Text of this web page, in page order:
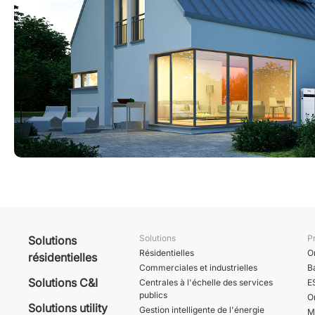
Solutions
résidentielles
Solutions C&I
Solutions utility
Solutions
Résidentielles
Commerciales et industrielles
Centrales à l'échelle des services
publics
Gestion intelligente de l'énergie